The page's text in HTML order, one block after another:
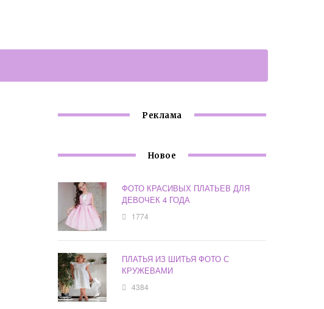
Реклама
Новое
ФОТО КРАСИВЫХ ПЛАТЬЕВ ДЛЯ
ДЕВОЧЕК 4 ГОДА
1774
ПЛАТЬЯ ИЗ ШИТЬЯ ФОТО С
КРУЖЕВАМИ
4384